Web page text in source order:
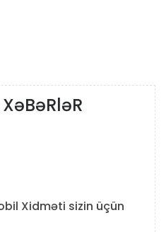
Xidməti sizin üçün